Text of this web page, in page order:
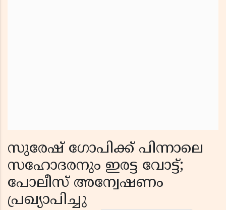
സുരേഷ് ഗോപിക്ക് പിന്നാലെ
സഹോദരനും ഇരട്ട വോട്ട്;
പോലീസ്‌ അന്വേഷണം
പ്രഖ്യാപിച്ചു